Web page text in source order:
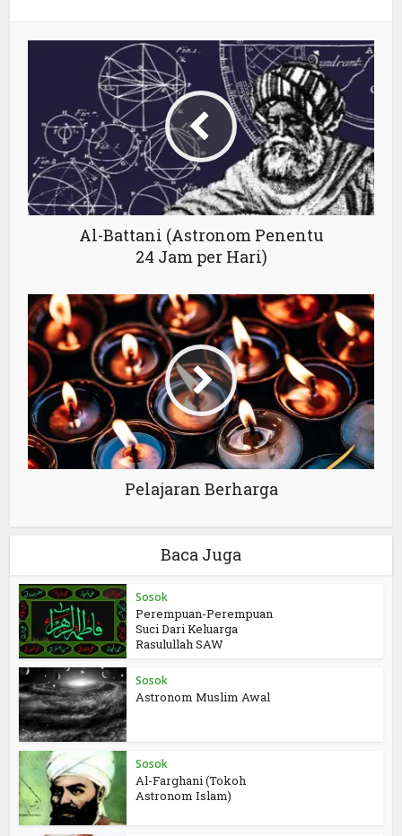
Al-Battani (Astronom Penentu
24 Jam per Hari)
Pelajaran Berharga
Baca Juga
Sosok
Perempuan-Perempuan
Suci Dari Keluarga
Rasulullah SAW
Sosok
Astronom Muslim Awal
Sosok
Al-Farghani (Tokoh
Astronom Islam)